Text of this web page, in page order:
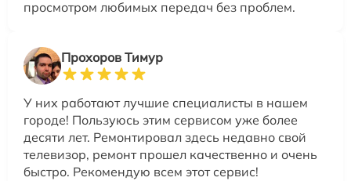
просмотром любимых передач без проблем.
Прохоров Тимур
У них работают лучшие специалисты в нашем
городе! Пользуюсь этим сервисом уже более
десяти лет. Ремонтировал здесь недавно свой
телевизор, ремонт прошел качественно и очень
быстро. Рекомендую всем этот сервис!